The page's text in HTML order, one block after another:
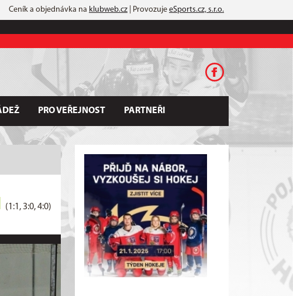
Ceník a objednávka na klubweb.cz | Provozuje eSports.cz, s.r.o.
PRO VEŘEJNOST PARTNEŘI
(1:1, 3:0, 4:0)